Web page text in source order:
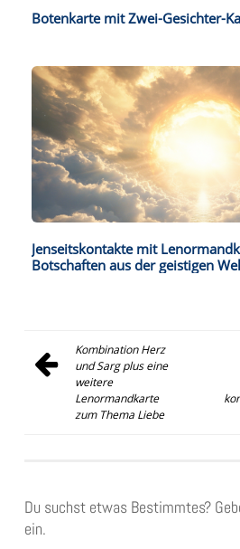
Botenkarte mit Zwei-Gesichter-
Jenseitskontakte mit
Botschaften aus der geistigen
Beitragsnavigation
Kombination Herz
und Sarg plus eine
weitere
Lenormandkarte
zum Thema Liebe
Du suchst etwas Bestimmtes?
ein.